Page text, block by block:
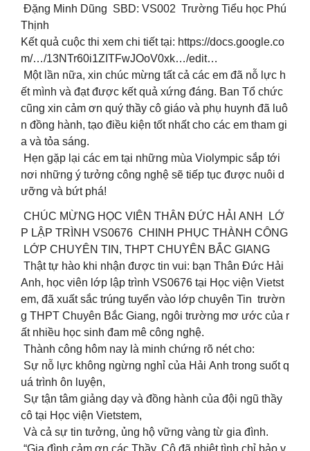
Đặng Minh Dũng SBD: VS002 Trường Tiểu học Phú
Thịnh
Kết quả cuộc thi xem chi tiết tại: https://docs.google.co
m/…/13NTr60i1ZITFwJOoV0xk…/edit…
Một lần nữa, xin chúc mừng tất cả các em đã nỗ lực h
ết mình và đạt được kết quả xứng đáng. Ban Tổ chức
cũng xin cảm ơn quý thầy cô giáo và phụ huynh đã luô
n đồng hành, tạo điều kiện tốt nhất cho các em tham gi
a và tỏa sáng.
Hẹn gặp lại các em tại những mùa Violympic sắp tới
nơi những ý tưởng công nghệ sẽ tiếp tục được nuôi d
ưỡng và bứt phá!
CHÚC MỪNG HỌC VIÊN THÂN ĐỨC HẢI ANH LỚ
P LẬP TRÌNH VS0676 CHINH PHỤC THÀNH CÔNG
LỚP CHUYÊN TIN, THPT CHUYÊN BẮC GIANG
Thật tự hào khi nhận được tin vui: bạn Thân Đức Hải
Anh, học viên lớp lập trình VS0676 tại Học viện Vietst
em, đã xuất sắc trúng tuyển vào lớp chuyên Tin trườn
g THPT Chuyên Bắc Giang, ngôi trường mơ ước của r
ất nhiều học sinh đam mê công nghệ.
Thành công hôm nay là minh chứng rõ nét cho:
Sự nỗ lực không ngừng nghỉ của Hải Anh trong suốt q
uá trình ôn luyện,
Sự tận tâm giảng dạy và đồng hành của đội ngũ thầy
cô tại Học viện Vietstem,
Và cả sự tin tưởng, ủng hộ vững vàng từ gia đình.